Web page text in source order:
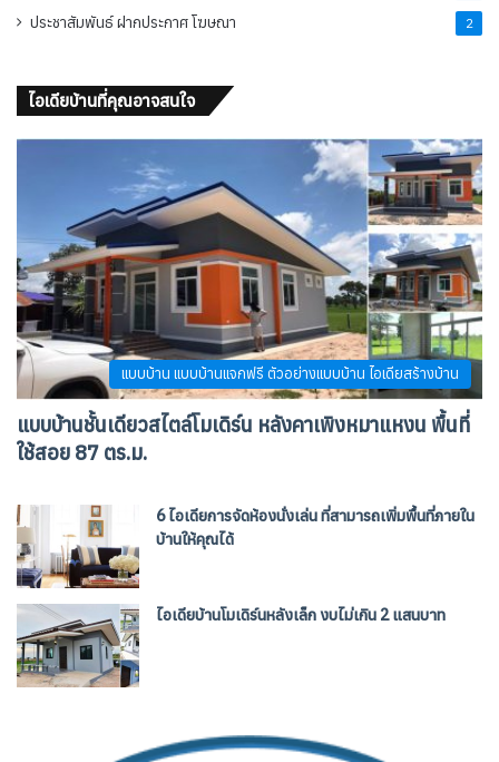
ประชาสัมพันธ์ ฝากประกาศ โฆษณา 2
ไอเดียบ้านที่คุณอาจสนใจ
แบบบ้าน แบบบ้านแจกฟรี ตัวอย่างแบบบ้าน ไอเดียสร้างบ้าน
แบบบ้านชั้นเดียวสไตล์โมเดิร์น หลังคาเพิงหมาแหงน พื้นที่
ใช้สอย 87 ตร.ม.
6 ไอเดียการจัดห้องนั่งเล่น ที่สามารถเพิ่มพื้นที่ภายใน
บ้านให้คุณได้
ไอเดียบ้านโมเดิร์นหลังเล็ก งบไม่เกิน 2 แสนบาท